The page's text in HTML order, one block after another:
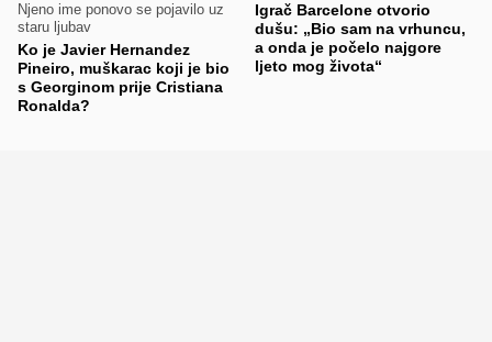
Njeno ime ponovo se pojavilo uz
staru ljubav
Ko je Javier Hernandez
Pineiro, muškarac koji je bio
s Georginom prije Cristiana
Ronalda?
Igrač Barcelone otvorio
dušu: „Bio sam na vrhuncu,
a onda je počelo najgore
ljeto mog života“